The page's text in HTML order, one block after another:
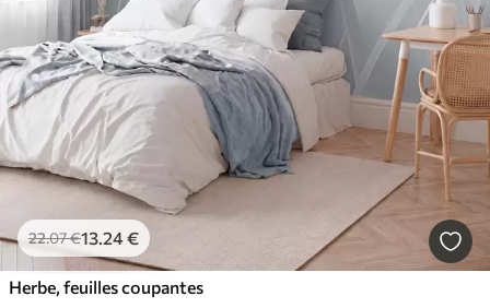
22.07€13.24€
Herbe, feuilles coupantes